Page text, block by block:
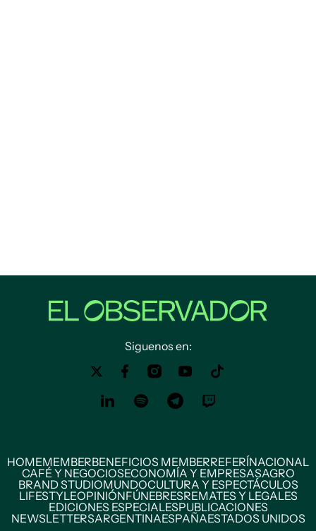
Siguenos en:
HOMEMEMBERBENEFICIOS MEMBERREFERÍNACIONAL
CAFÉ Y NEGOCIOSECONOMÍA Y EMPRESASAGRO
BRAND STUDIOMUNDOCULTURA Y ESPECTÁCULOS
LIFESTYLEOPINIÓNFÚNEBRESREMATES Y LEGALES
EDICIONES ESPECIALESPUBLICACIONES
NEWSLETTERSARGENTINAESPAÑAESTADOS UNIDOS